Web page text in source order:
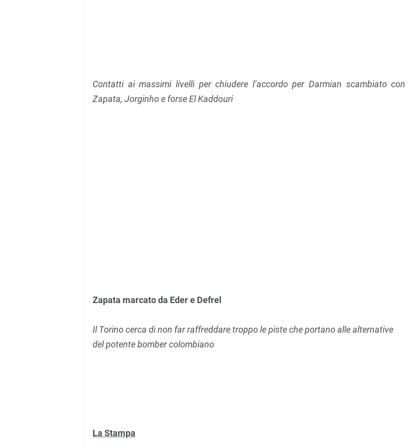
Contatti ai massimi livelli per chiudere l’accordo per Darmian scambiato con
Zapata, Jorginho e forse El Kaddouri
Zapata marcato da Eder e Defrel
Il Torino cerca di non far raffreddare troppo le piste che portano alle alternative
del potente bomber colombiano
La Stampa